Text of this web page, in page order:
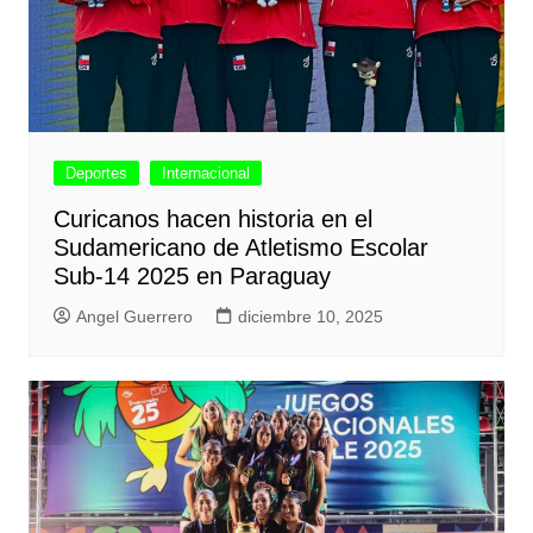
Deportes Internacional
Curicanos hacen historia en el
Sudamericano de Atletismo Escolar
Sub-14 2025 en Paraguay
Angel Guerrero diciembre 10, 2025